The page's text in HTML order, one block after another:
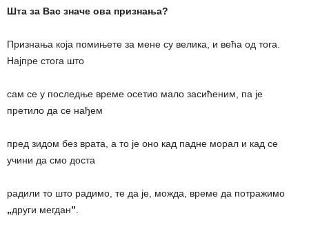
Шта за Вас значе ова признања?
Признања која помињете за мене су велика, и већа од тога.
Најпре стога што
сам се у последње време осетио мало засићеним, па је
претило да се нађем
пред зидом без врата, а то је оно кад падне морал и кад се
учини да смо доста
радили то што радимо, те да је, можда, време да потражимо
„други мегдан”.